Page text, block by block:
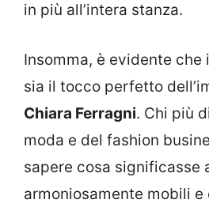
in più all’intera stanza.
Insomma, è evidente che
sia il tocco perfetto
Chiara Ferragni. Chi più
moda e del fashion
sapere cosa significasse
armoniosamente mobili e